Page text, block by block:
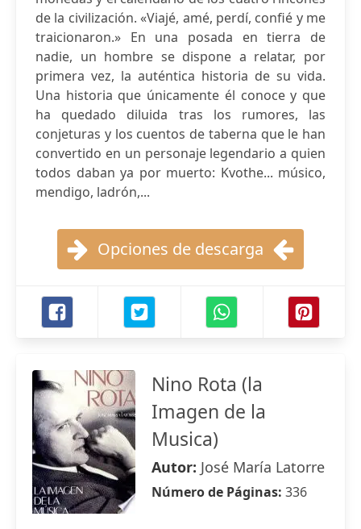
de la civilización. «Viajé, amé, perdí, confié y me
traicionaron.» En una posada en tierra de
nadie, un hombre se dispone a relatar, por
primera vez, la auténtica historia de su vida.
Una historia que únicamente él conoce y que
ha quedado diluida tras los rumores, las
conjeturas y los cuentos de taberna que le han
convertido en un personaje legendario a quien
todos daban ya por muerto: Kvothe... músico,
mendigo, ladrón,...
Opciones de descarga
Nino Rota (la
Imagen de la
Musica)
Autor: José María Latorre
Número de Páginas: 336